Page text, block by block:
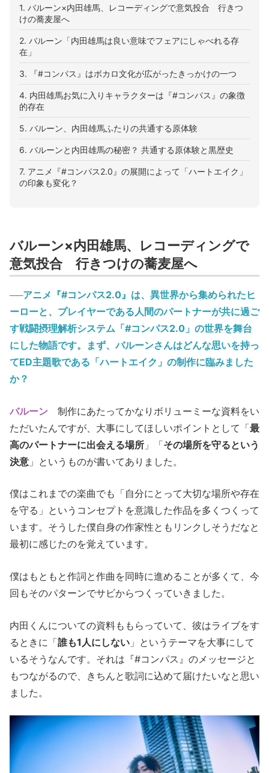
1. バルーン×内田雄馬、レコーディングで意気投合 行きつ
けの蕎麦屋へ
2. バルーン「内田雄馬は良い意味でフェアにしゃべれる存
在」
3. 『#コンパス』はボカロ文化が広がったきっかけの一つ
4. 内田雄馬お気に入りキャラクターは『#コンパス』の象徴
的存在
5. バルーン、内田雄馬ふたりの共通する原体験
6. バルーンと内田雄馬の秘密？ 共通する原体験と黒歴史
7. アニメ『#コンパス2.0』の展開によって「ハートエイク」
の印象も変化？
バルーン×内田雄馬、レコーディングで
意気投合 行きつけの蕎麦屋へ
──アニメ『#コンパス2.0』は、異世界から集められたヒ
ーローと、プレイヤーである人間のパートナーが共に過ご
す戦闘摂理解析システム「#コンパス2.0」の世界を舞台
にした物語です。まず、バルーンさんはどんな思いを持っ
てED主題歌である「ハートエイク」の制作に臨みました
か？
バルーン 制作にあたってかなりボリューミーな資料をい
ただいたんですが、大事にしてほしいポイントとして「最
高のパートナーに出会える場所 」「その場所を守るという
決意 」というものが書いてありました。
僕はこれまでの楽曲でも「自分にとって大切な場所や存在
を守る」というコンセプトを意識した作品を多くつくって
います。そうした僕自身の作家性ともリンクしそうだなと
最初に感じたのを覚えています。
僕はもともと作詞と作曲を同時に進めることが多くて、今
回もそのパターンでサビからつくっていきました。
内田くんについての資料ももらっていて、彼はライブをす
るときに「誰も1人にしない 」というテーマを大事にして
いるそうなんです。それは『#コンパス』のメッセージと
もつながるので、きちんと歌詞に込めて届けたいなと思い
ました。